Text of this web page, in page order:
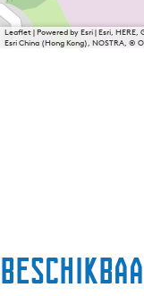
Leaflet|Powered by Esri | Esri,
Esri China (Hong Kong), NOSTRA, ©